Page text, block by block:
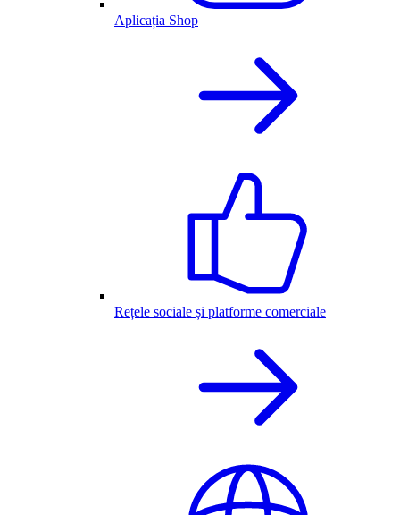
Aplicația Shop
Rețele sociale și platforme comerciale